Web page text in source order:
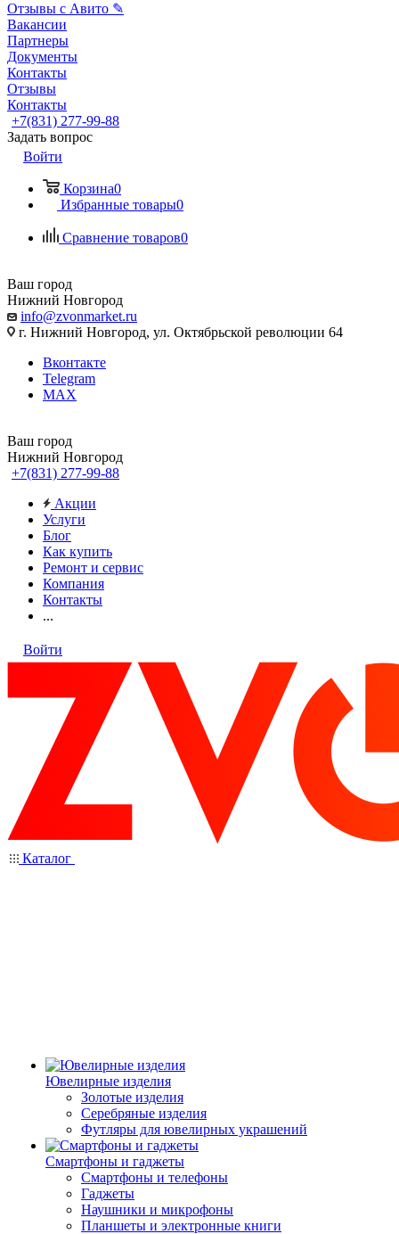
Отзывы с Авито ✎
Вакансии
Партнеры
Документы
Контакты
Отзывы
Контакты
+7(831) 277-99-88
Задать вопрос
Войти
Корзина0
Избранные товары0
Сравнение товаров0
Ваш город
Нижний Новгород
info@zvonmarket.ru
г. Нижний Новгород, ул. Октябрьской революции 64
Вконтакте
Telegram
MAX
Ваш город
Нижний Новгород
+7(831) 277-99-88
Акции
Услуги
Блог
Как купить
Ремонт и сервис
Компания
Контакты
...
Войти
Каталог
Ювелирные изделия
Золотые изделия
Серебряные изделия
Футляры для ювелирных украшений
Смартфоны и гаджеты
Смартфоны и телефоны
Гаджеты
Наушники и микрофоны
Планшеты и электронные книги